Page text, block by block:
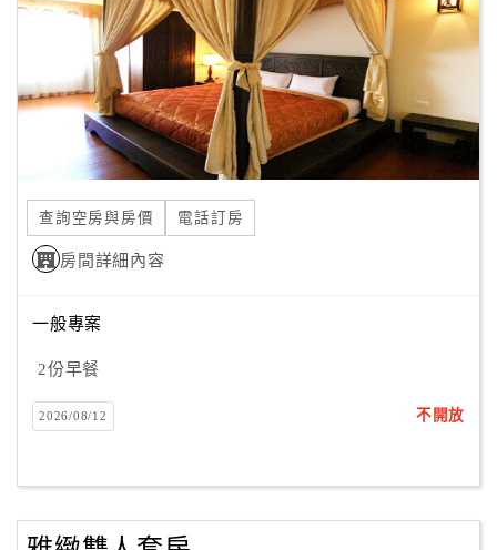
客
紅
查
訂
Q&A
國
旅
卡
查詢空房與房價 電話訂房
房間詳細內容
一般專案
2份早餐
2026/08/12 不開放